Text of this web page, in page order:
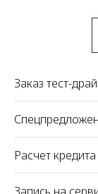
Заказ тест-
Расчет кредита